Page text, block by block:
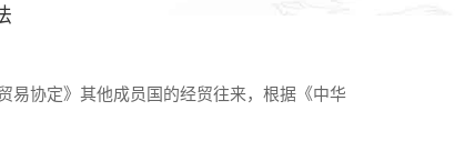
易协定》其他成员国的经贸往来，根据《中华